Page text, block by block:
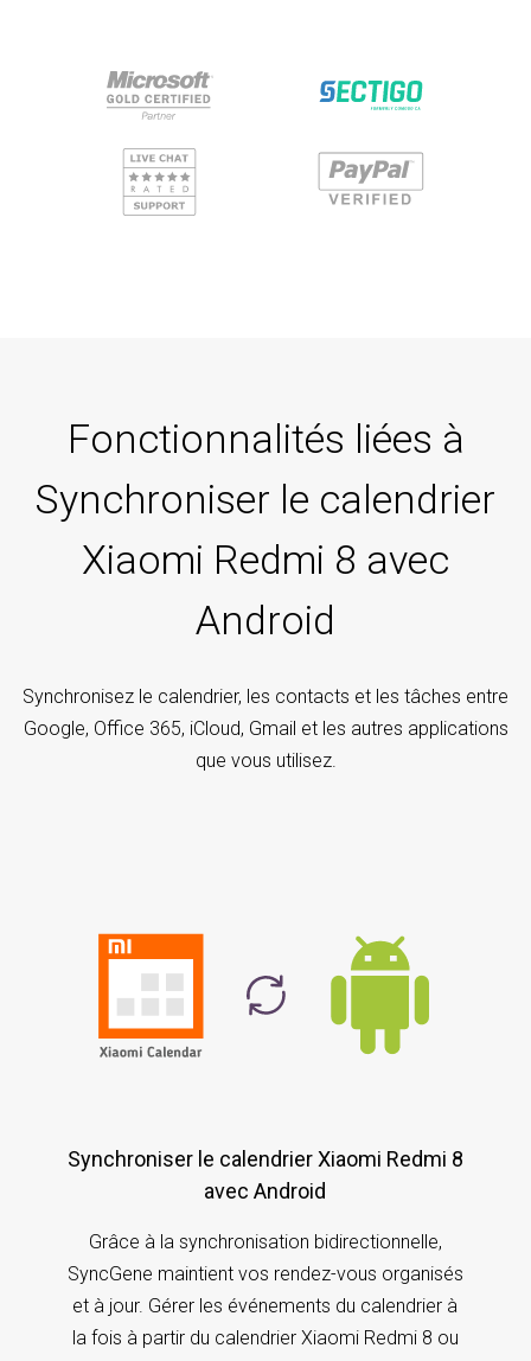
Fonctionnalités liées à
Synchroniser le calendrier
Xiaomi Redmi 8 avec
Android
Synchronisez le calendrier, les contacts et les tâches entre
Google, Office 365, iCloud, Gmail et les autres applications
que vous utilisez.
Synchroniser le calendrier Xiaomi Redmi 8
avec Android
Grâce à la synchronisation bidirectionnelle,
SyncGene maintient vos rendez-vous organisés
et à jour. Gérer les événements du calendrier à
la fois à partir du calendrier Xiaomi Redmi 8 ou